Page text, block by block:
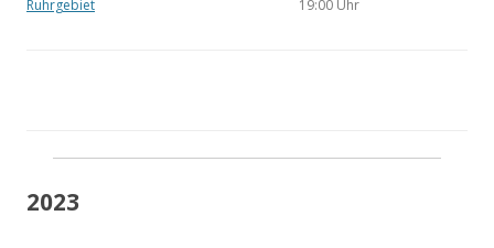
Ruhrgebiet
19:00 Uhr
2023